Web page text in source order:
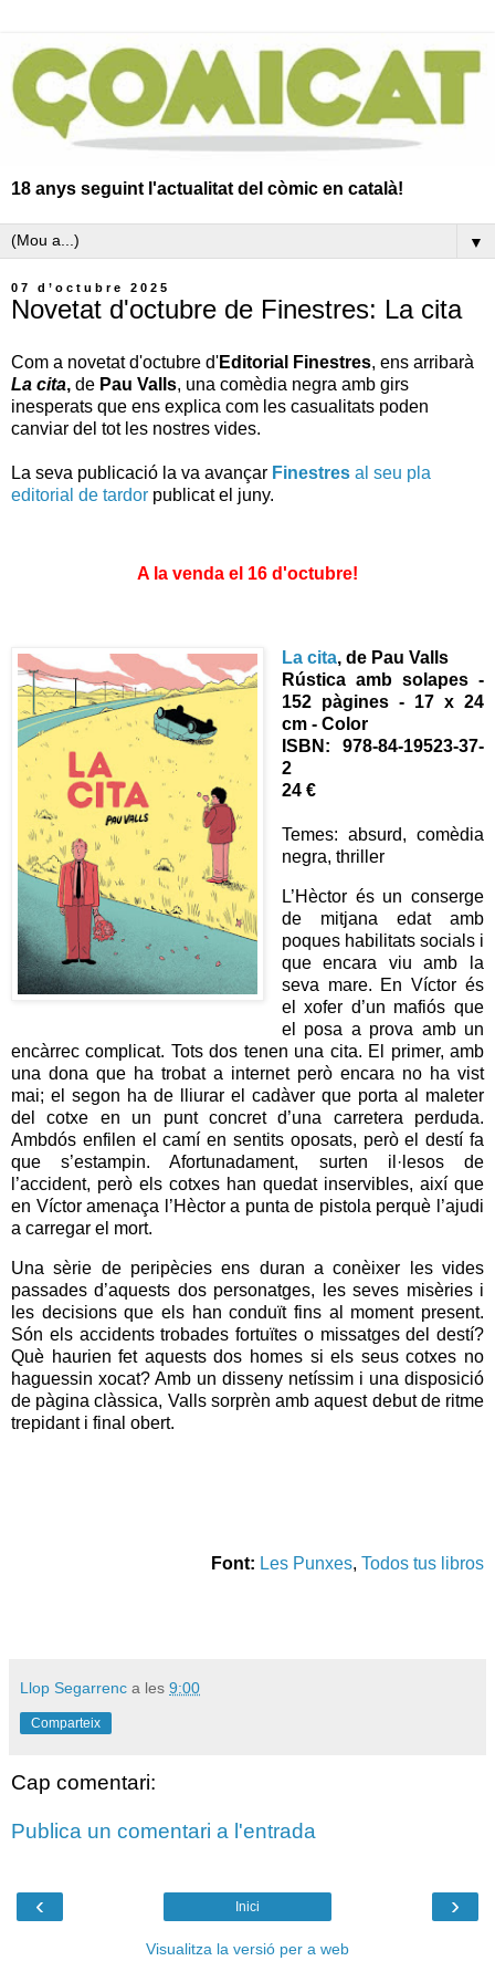
18 anys seguint l'actualitat del còmic en català!
▼
07 d’octubre 2025
Novetat d'octubre de Finestres: La cita
Com a novetat d'octubre d'Editorial Finestres, ens arribarà
La cita, de Pau Valls, una comèdia negra amb girs
inesperats que ens explica com les casualitats poden
canviar del tot les nostres vides.
La seva publicació la va avançar Finestres al seu pla
editorial de tardor publicat el juny.
A la venda el 16 d'octubre!
La cita, de Pau Valls
Rústica amb solapes -
152 pàgines - 17 x 24
cm - Color
ISBN: 978-84-19523-37-
2
24 €
Temes: absurd, comèdia
negra, thriller
L’Hèctor és un conserge
de mitjana edat amb
poques habilitats socials i
que encara viu amb la
seva mare. En Víctor és
el xofer d’un mafiós que
el posa a prova amb un
encàrrec complicat. Tots dos tenen una cita. El primer, amb
una dona que ha trobat a internet però encara no ha vist
mai; el segon ha de lliurar el cadàver que porta al maleter
del cotxe en un punt concret d’una carretera perduda.
Ambdós enfilen el camí en sentits oposats, però el destí fa
que s’estampin. Afortunadament, surten il·lesos de
l’accident, però els cotxes han quedat inservibles, així que
en Víctor amenaça l’Hèctor a punta de pistola perquè l’ajudi
a carregar el mort.
Una sèrie de peripècies ens duran a conèixer les vides
passades d’aquests dos personatges, les seves misèries i
les decisions que els han conduït fins al moment present.
Són els accidents trobades fortuïtes o missatges del destí?
Què haurien fet aquests dos homes si els seus cotxes no
haguessin xocat? Amb un disseny netíssim i una disposició
de pàgina clàssica, Valls sorprèn amb aquest debut de ritme
trepidant i final obert.
Font: Les Punxes, Todos tus libros
Llop Segarrenc a les 9:00
Comparteix
Cap comentari:
Publica un comentari a l'entrada
‹ ›
Inici
Visualitza la versió per a web